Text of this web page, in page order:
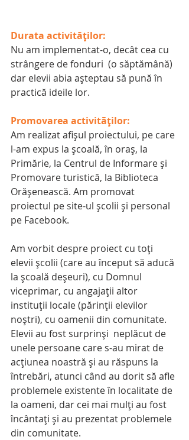
Durata activităților:
Nu am implementat-o, decât cea cu
strângere de fonduri  (o săptămână)
dar elevii abia aşteptau să pună în
practică ideile lor.
Promovarea activităților:
Am realizat afişul proiectului, pe care
l-am expus la şcoală, în oraş, la
Primărie, la Centrul de Informare şi
Promovare turistică, la Biblioteca
Orăşenească. Am promovat
proiectul pe site-ul şcolii şi personal
pe Facebook.
Am vorbit despre proiect cu toţi
elevii şcolii (care au început să aducă
la şcoală deşeuri), cu Domnul
viceprimar, cu angajaţii altor
instituţii locale (părinţii elevilor
noştri), cu oamenii din comunitate.
Elevii au fost surprinşi  neplăcut de
unele persoane care s-au mirat de
acţiunea noastră şi au răspuns la
întrebări, atunci când au dorit să afle
problemele existente în localitate de
la oameni, dar cei mai mulţi au fost
încântaţi şi au prezentat problemele
din comunitate.